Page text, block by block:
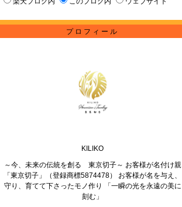
プロフィール
KILIKO
～今、未来の伝統を創る 東京切子～ お客様が名付け親
「東京切子」（登録商標5874478） お客様が名を与え、
守り、育てて下さったモノ作り 「一瞬の光を永遠の美に
刻む」